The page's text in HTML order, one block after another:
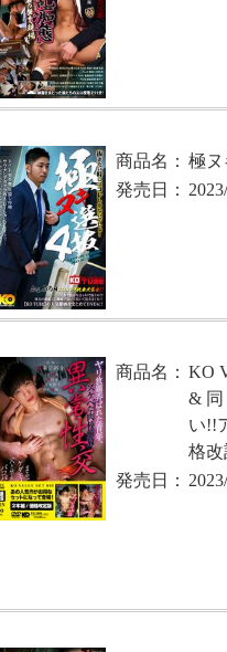
商品名： 極ヌ
発売日：
商品名： KO
& 同
い!!
格
発売日：